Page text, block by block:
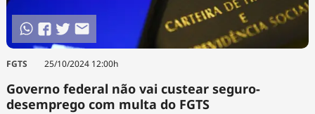
FGTS 25/10/2024 12:00h
Governo federal não vai custear seguro-
desemprego com multa do FGTS